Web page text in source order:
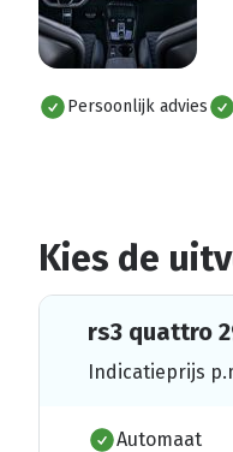
Alles bekijken
Persoonlijk advies
Kies de
rs3 quattro
Indicatieprijs
Automaat